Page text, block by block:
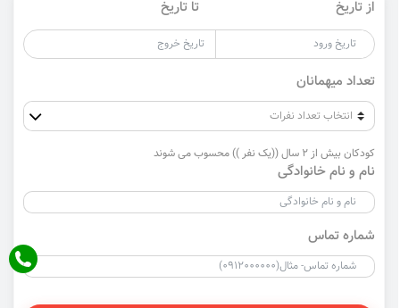
از تاریخ تا تاریخ
تعداد میهمانان
کودکان بیش از 2 سال ((یک نفر )) محسوب می شوند
نام و نام خانوادگی
شماره تماس